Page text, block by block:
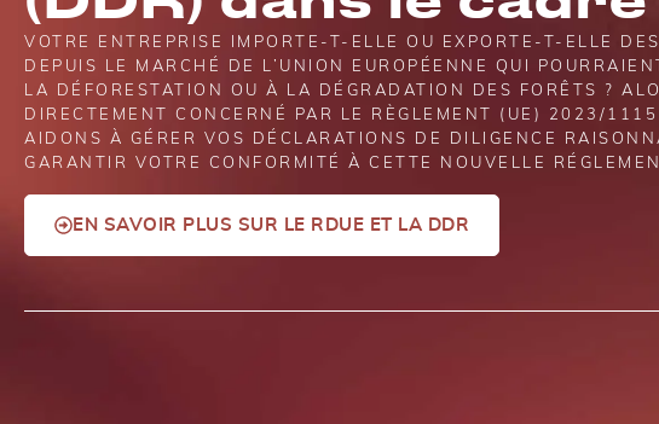
VOTRE ENTREPRISE IMPORTE-T-ELLE OU EXPORTE-T-ELLE
DEPUIS LE MARCHÉ DE L’UNION EUROPÉENNE QUI
LA DÉFORESTATION OU À LA DÉGRADATION DES FORÊTS ?
DIRECTEMENT CONCERNÉ PAR LE RÈGLEMENT (UE) 2023/
AIDONS À GÉRER VOS DÉCLARATIONS DE DILIGENCE
GARANTIR VOTRE CONFORMITÉ À CETTE NOUVELLE
EN SAVOIR PLUS SUR LE RDUE ET LA DDR